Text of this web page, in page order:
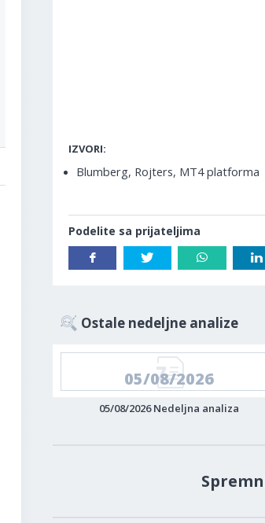
IZVORI:
Blumberg, Rojters, MT4 platforma
Podelite sa prijateljima
Ostale nedeljne analize
05/08/2026
05/08/2026 Nedeljna analiza